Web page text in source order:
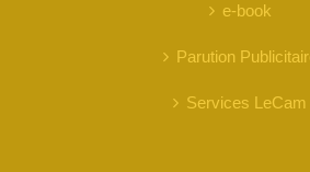
e-book
Parution
Services LeCam